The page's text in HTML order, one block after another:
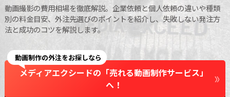
動画撮影の費用相場を徹底解説。企業依頼と個人依頼の違いや種類
別の料金目安、外注先選びのポイントを紹介し、失敗しない発注方
法と成功のコツを解説します。
動画制作の外注をお探しなら
メディアエクシードの「売れる動画制作サービス」
へ！